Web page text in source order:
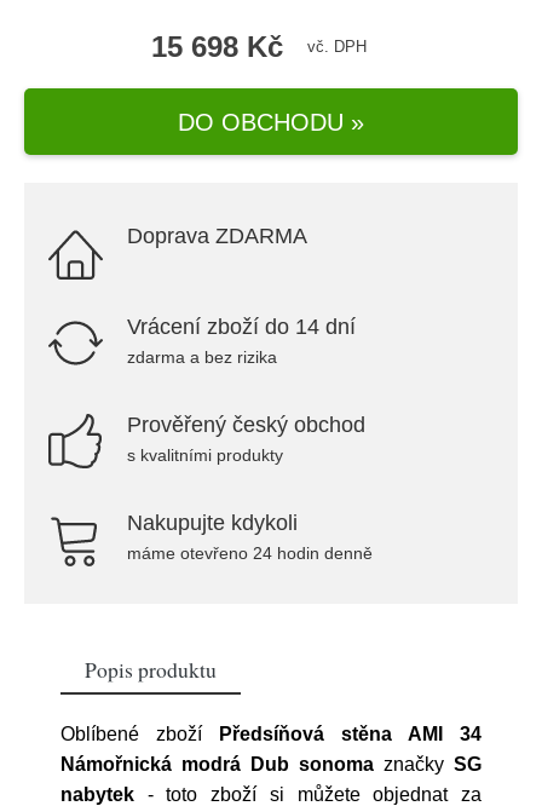
15 698 Kč vč. DPH
DO OBCHODU »
Doprava ZDARMA
Vrácení zboží do 14 dní
zdarma a bez rizika
Prověřený český obchod
s kvalitními produkty
Nakupujte kdykoli
máme otevřeno 24 hodin denně
Popis produktu
Oblíbené zboží
Předsíňová stěna AMI 34
Námořnická modrá Dub sonoma značky SG
nabytek - toto zboží si můžete objednat za